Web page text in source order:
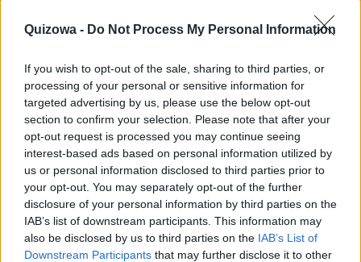
Quizowa - Do Not Process My Personal Information
If you wish to opt-out of the sale, sharing to third parties, or
processing of your personal or sensitive information for
targeted advertising by us, please use the below opt-out
section to confirm your selection. Please note that after your
opt-out request is processed you may continue seeing
interest-based ads based on personal information utilized by
us or personal information disclosed to third parties prior to
your opt-out. You may separately opt-out of the further
disclosure of your personal information by third parties on the
IAB’s list of downstream participants. This information may
also be disclosed by us to third parties on the IAB’s List of
Downstream Participants that may further disclose it to other
Ludzie
Adam, czyli imienny quiz wiedzy!